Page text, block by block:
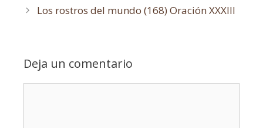
Los rostros del mundo (168) Oración XXXIII
Deja un comentario